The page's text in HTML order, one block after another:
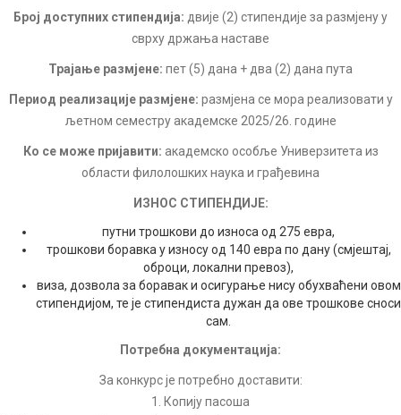
Број доступних стипендија: двије (2) стипендије за размјену у
сврху држања наставе
Трајање размјене: пет (5) дана + два (2) дана пута
Период реализације размјене: размјена се мора реализовати у
љетном семестру академске 2025/26. године
Ко се може пријавити: академско особље Универзитета из
области филолошких наука и грађевина
ИЗНОС СТИПЕНДИЈЕ:
путни трошкови до износа од 275 евра,
трошкови боравка у износу од 140 евра по дану (смјештај,
оброци, локални превоз),
виза, дозвола за боравак и осигурање нису обухваћени овом
стипендијом, те је стипендиста дужан да ове трошкове сноси
сам.
Потребна документација:
За конкурс је потребно доставити:
1. Копију пасоша